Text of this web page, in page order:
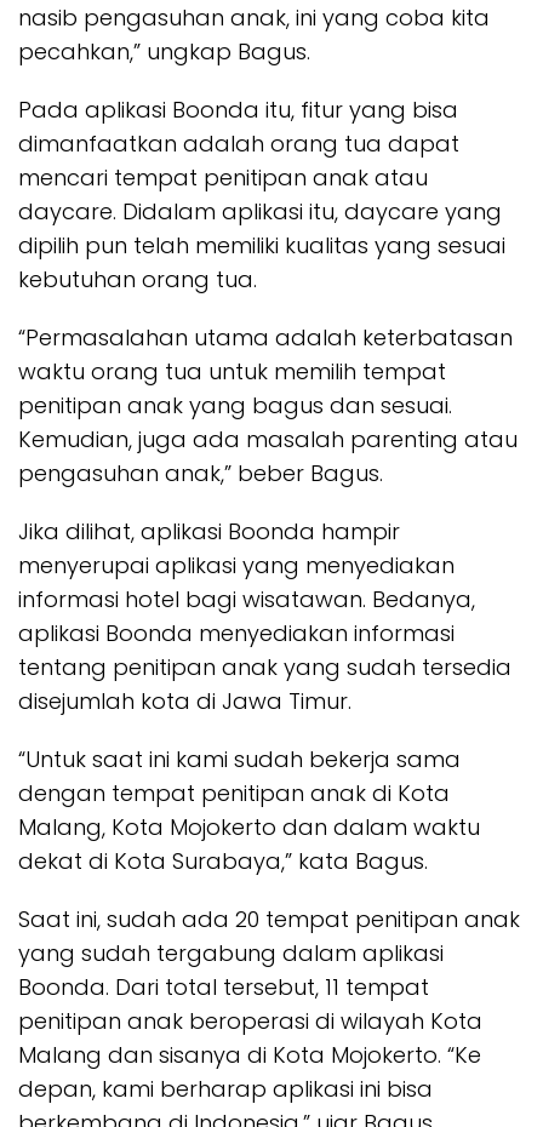
nasib pengasuhan anak, ini yang coba kita
pecahkan,” ungkap Bagus.
Pada aplikasi Boonda itu, fitur yang bisa
dimanfaatkan adalah orang tua dapat
mencari tempat penitipan anak atau
daycare. Didalam aplikasi itu, daycare yang
dipilih pun telah memiliki kualitas yang sesuai
kebutuhan orang tua.
“Permasalahan utama adalah keterbatasan
waktu orang tua untuk memilih tempat
penitipan anak yang bagus dan sesuai.
Kemudian, juga ada masalah parenting atau
pengasuhan anak,” beber Bagus.
Jika dilihat, aplikasi Boonda hampir
menyerupai aplikasi yang menyediakan
informasi hotel bagi wisatawan. Bedanya,
aplikasi Boonda menyediakan informasi
tentang penitipan anak yang sudah tersedia
disejumlah kota di Jawa Timur.
“Untuk saat ini kami sudah bekerja sama
dengan tempat penitipan anak di Kota
Malang, Kota Mojokerto dan dalam waktu
dekat di Kota Surabaya,” kata Bagus.
Saat ini, sudah ada 20 tempat penitipan anak
yang sudah tergabung dalam aplikasi
Boonda. Dari total tersebut, 11 tempat
penitipan anak beroperasi di wilayah Kota
Malang dan sisanya di Kota Mojokerto. “Ke
depan, kami berharap aplikasi ini bisa